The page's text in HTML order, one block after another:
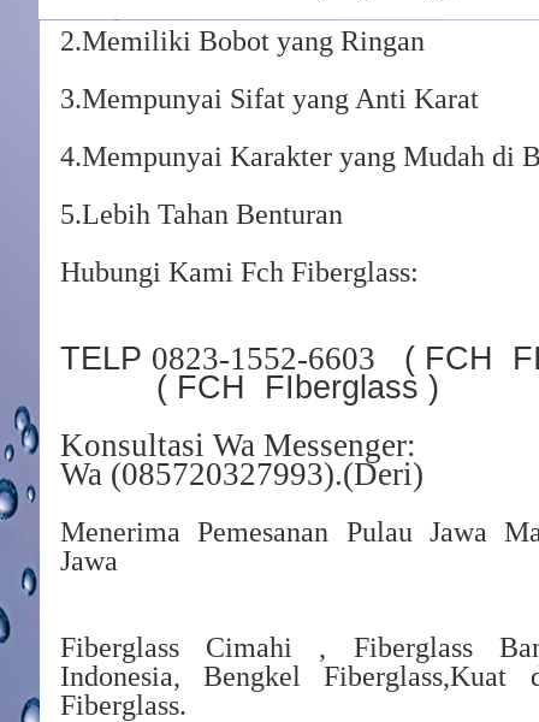
2.Memiliki Bobot yang Ringan
3.Mempunyai Sifat yang Anti Karat
4.Mempunyai Karakter yang Mudah di
5.Lebih Tahan Benturan
Hubungi Kami Fch Fiberglass:
TELP 0823-1552-6603 ( FCH
( FCH FIberglass )
Konsultasi Wa Messenger:
Wa (085720327993).(Deri)
Menerima Pemesanan Pulau Jawa
Jawa
Fiberglass Cimahi , Fiberglass
Indonesia, Bengkel Fiberglass,Kuat
Fiberglass.